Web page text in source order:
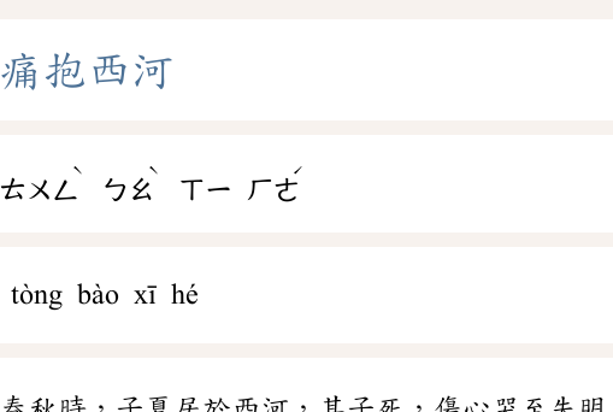
痛 抱西河
ㄊㄨㄥ
ˋ
ㄅㄠ
ˋ
ㄒㄧ ㄏㄜ
ˊ
tòng bào xī hé